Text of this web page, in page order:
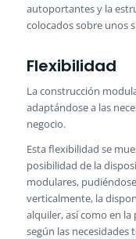
autoportantes y la
colocados sobre unos
Flexibilidad
La construcción
adaptándose a las
negocio.
Esta flexibilidad se
posibilidad de la
modulares,
verticalmente, la
alquiler, así como en
según las